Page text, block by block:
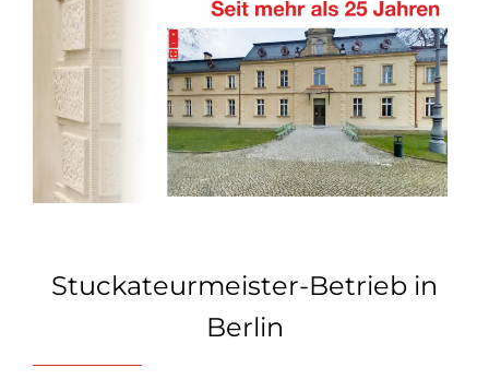
Stuckateurmeister-Betrieb in
Berlin